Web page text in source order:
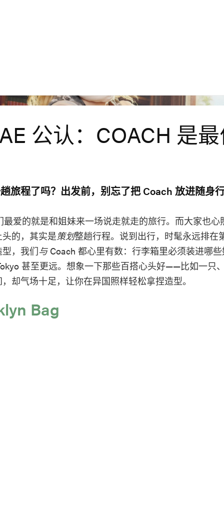
公认：COACH 是
旅程了吗？出发前，别忘了把 Coach 放进随身
最爱的就是和姐妹来一场说走就走的旅行。而大家也心
的，其实是策划整趟行程。说到出行，时髦永远排在
，我们与Coach 都心里有数：行李箱里必须装进哪
甚至更远。想象一下那些百搭心头好——比如一只
却气场十足，让你在异国照样轻松拿捏造型。
Bag